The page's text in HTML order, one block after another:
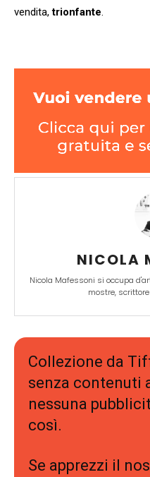
vendita,trionfante
NICOLA
Nicola Mafessoni si occupa
mostre,
Collezione da
senza contenuti
nessuna
così.
Se apprezzi il